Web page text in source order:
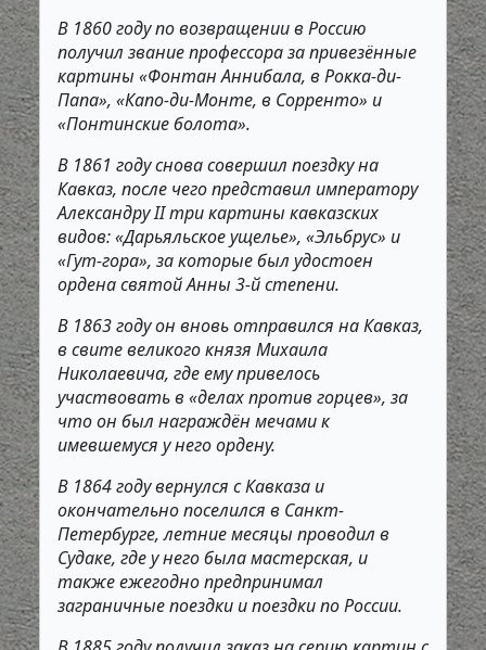
В 1860 году по возвращении в Россию
получил звание профессора за привезённые
картины «Фонтан Аннибала, в Рокка-ди-
Папа», «Капо-ди-Монте, в Сорренто» и
«Понтинские болота».
В 1861 году снова совершил поездку на
Кавказ, после чего представил императору
Александру II три картины кавказских
видов: «Дарьяльское ущелье», «Эльбрус» и
«Гут-гора», за которые был удостоен
ордена святой Анны 3-й степени.
В 1863 году он вновь отправился на Кавказ,
в свите великого князя Михаила
Николаевича, где ему привелось
участвовать в «делах против горцев», за
что он был награждён мечами к
имевшемуся у него ордену.
В 1864 году вернулся с Кавказа и
окончательно поселился в Санкт-
Петербурге, летние месяцы проводил в
Судаке, где у него была мастерская, и
также ежегодно предпринимал
заграничные поездки и поездки по России.